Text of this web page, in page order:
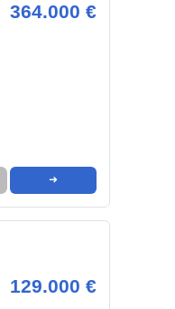
364.000 €
➜
129.000 €